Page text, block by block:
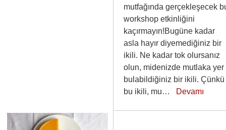
mutfağında gerçekleşecek
workshop etkinliğini
kaçırmayın!Bugüne kadar
asla hayır diyemediğiniz bir
ikili. Ne kadar tok olursanız
olun, midenizde mutlaka yer
bulabildiğiniz bir ikili. Çünkü
bu ikili, mu… Devamı